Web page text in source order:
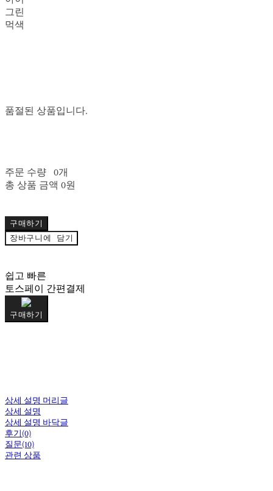
그린
먹색
품절된 상품입니다.
주문 수량 0개
총 상품 금액 0원
구매하기
장바구니에 담기
쉽고 빠른
토스페이 간편결제
구매하기
상세 설명 머리글
상세 설명
상세 설명 바닥글
후기(0)
질문(10)
관련 상품